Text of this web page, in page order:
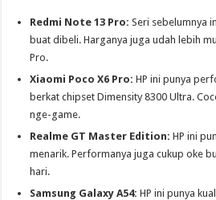
Redmi Note 13 Pro: Seri sebelumnya
buat dibeli. Harganya juga udah lebih
Pro.
Xiaomi Poco X6 Pro: HP ini punya
berkat chipset Dimensity 8300 Ultra.
nge-game.
Realme GT Master Edition: HP ini
menarik. Performanya juga cukup oke
hari.
Samsung Galaxy A54: HP ini punya